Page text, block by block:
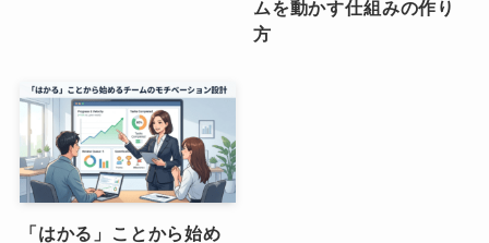
ムを動かす仕組みの作り
方
「はかる」ことから始め